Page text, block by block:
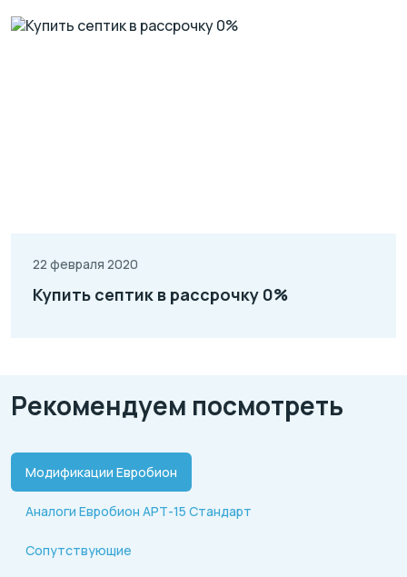
22 февраля 2020
Купить септик в рассрочку 0%
Рекомендуем посмотреть
Модификации Евробион
Аналоги Евробион АРТ-15 Стандарт
Сопутствующие